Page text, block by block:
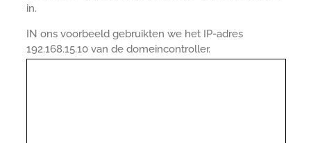
in.
IN ons voorbeeld gebruikten we het IP-adres
192.168.15.10 van de domeincontroller.